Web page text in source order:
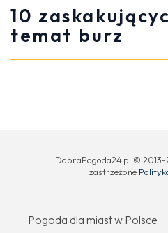
10
temat burz
DobraPogoda24.pl ©
zastrzeżone
Pogoda dla miast w Polsce